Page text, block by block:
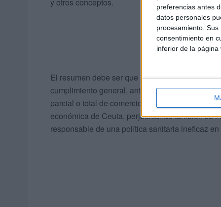
preferencias antes
datos personales
procesamiento.
consentimiento en
inferior de la página
y otros conceptos.
El resumen debe ser que resulta
cumplimiento general, antes de tomar
parcial o total de comercios no esenciales,
económica de Ceuta, perjudicando también su
responsable de una política sanitaria ineficaz